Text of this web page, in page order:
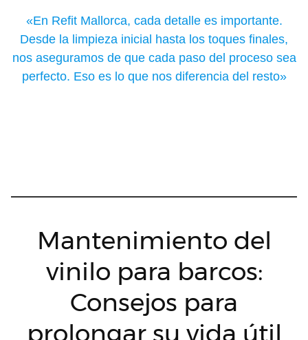
«En Refit Mallorca, cada detalle es importante.
Desde la limpieza inicial hasta los toques finales,
nos aseguramos de que cada paso del proceso sea
perfecto. Eso es lo que nos diferencia del resto»
Mantenimiento del
vinilo para barcos:
Consejos para
prolongar su vida útil